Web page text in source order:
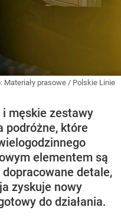
Materiały prasowe / Polskie Linie
męskie zestawy
podróżne, które
elementem są
detale,
zyskuje nowy
do działania.